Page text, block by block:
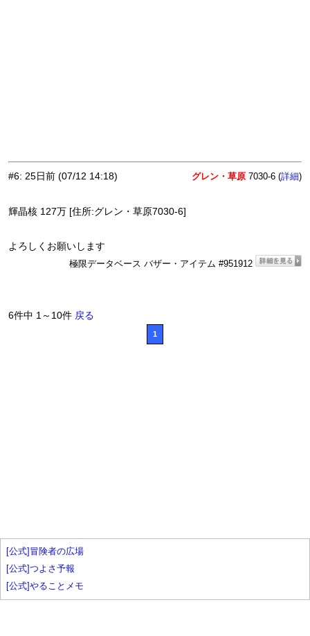
#6: 25日前 (07/12 14:18) グレン・草原 7030-6 (詳細)
輝晶核 127万 [住所:グレン・草原7030-6]
よろしくお願いします
極限データベース バザー・アイテム #951912
6件中 1～10件 戻る
1
[公式]冒険者の広場
[公式]つよさ予報
[公式]やることメモ